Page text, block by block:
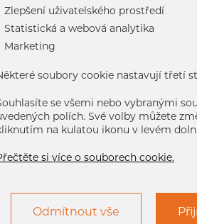
Food & Dai, 1.4404, broušený, DIN
Zlepšení uživatelského prostředí
Statistická a webová analytika
Marketing
soubory cookie nastavují třetí
se všemi nebo vybranými
polích. Své volby můžete
na kulatou ikonu v levém
si více o souborech cookie.
Odmítnout vše